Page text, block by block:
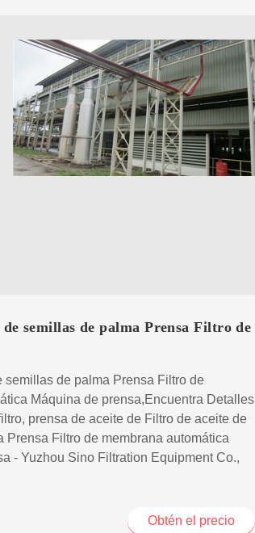
semillas de palma Prensa Filtro de
semillas de palma Prensa Filtro de
Máquina de prensa,Encuentra Detalles
prensa de aceite de Filtro de aceite de
Prensa Filtro de membrana automática
- Yuzhou Sino Filtration Equipment Co.,
Obtén el precio